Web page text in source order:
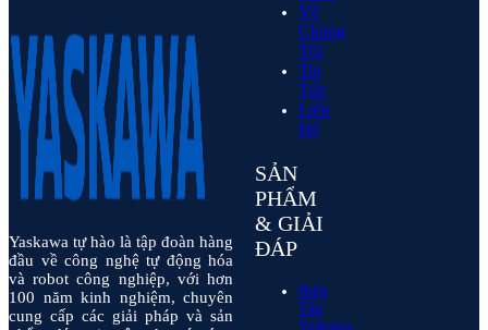
Yaskawa tự hào là tập đoàn hàng
đầu về công nghệ tự động hóa
và robot công nghiệp, với hơn
100 năm kinh nghiệm, chuyên
cung cấp các giải pháp và sản
Về
Chúng
Tôi
Tin
Tức
Liên
Hệ
SẢN
PHẨM
& GIẢI
ĐÁP
Biến
Tần
Yaskawa